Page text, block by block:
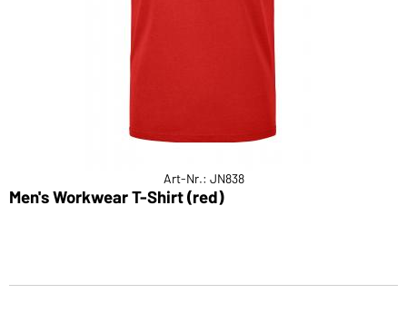
Art-Nr.: JN838
Men's Workwear T-Shirt (red)